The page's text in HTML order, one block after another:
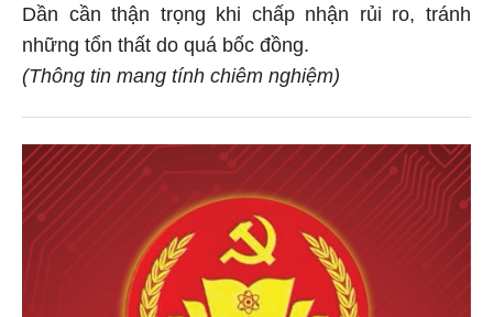
Dần cần thận trọng khi chấp nhận rủi ro, tránh
những tổn thất do quá bốc đồng.
(Thông tin mang tính chiêm nghiệm)